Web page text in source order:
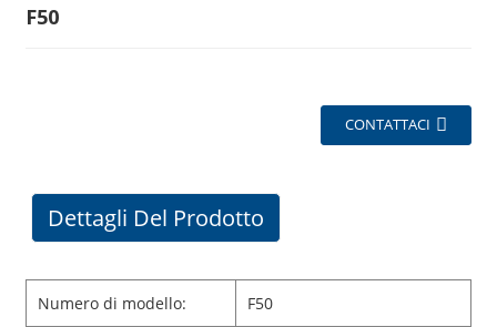
F50
CONTATTACI
Dettagli Del Prodotto
Numero di modello: F50